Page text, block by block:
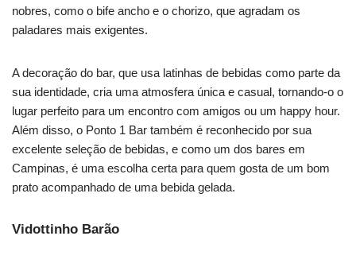
nobres, como o bife ancho e o chorizo, que agradam os
paladares mais exigentes.
A decoração do bar, que usa latinhas de bebidas como parte da
sua identidade, cria uma atmosfera única e casual, tornando-o o
lugar perfeito para um encontro com amigos ou um happy hour.
Além disso, o Ponto 1 Bar também é reconhecido por sua
excelente seleção de bebidas, e como um dos bares em
Campinas, é uma escolha certa para quem gosta de um bom
prato acompanhado de uma bebida gelada.
Vidottinho Barão